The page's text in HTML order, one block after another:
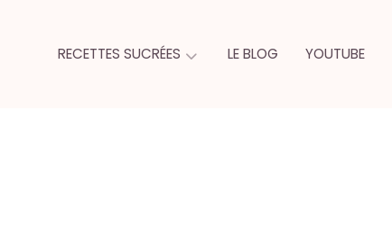
RECETTES SUCRÉES LE BLOG YOUTUBE